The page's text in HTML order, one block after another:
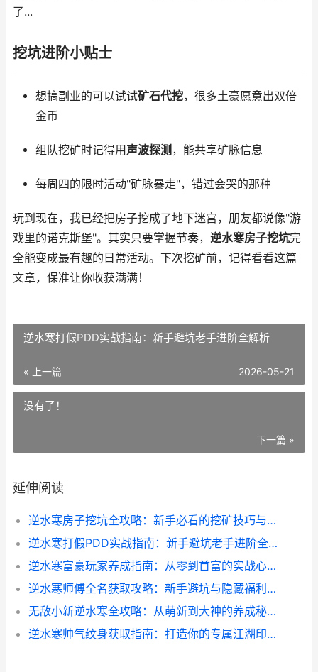
了...
挖坑进阶小贴士
想搞副业的可以试试矿石代挖，很多土豪愿意出双倍
金币
组队挖矿时记得用 声波探测 ，能共享矿脉信息
每周四的限时活动"矿脉暴走"，错过会哭的那种
玩到现在，我已经把房子挖成了地下迷宫，朋友都说像"游
戏里的诺克斯堡"。其实只要掌握节奏， 逆水寒房子挖坑完
全能变成最有趣的日常活动。下次挖矿前，记得看看这篇
文章，保准让你收获满满！
逆水寒打假PDD实战指南：新手避坑老手进阶全解析
« 上一篇 2026-05-21
没有了！
下一篇 »
延伸阅读
逆水寒房子挖坑全攻略：新手必看的挖矿技巧与避坑指南
逆水寒打假PDD实战指南：新手避坑老手进阶全解析
逆水寒富豪玩家养成指南：从零到首富的实战心得
逆水寒师傅全名获取攻略：新手避坑与隐藏福利全知道
无敌小新逆水寒全攻略：从萌新到大神的养成秘籍
逆水寒帅气纹身获取指南：打造你的专属江湖印记